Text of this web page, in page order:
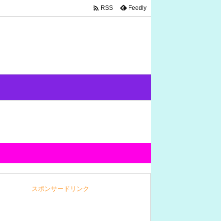
 RSS Feedly
スポンサードリンク